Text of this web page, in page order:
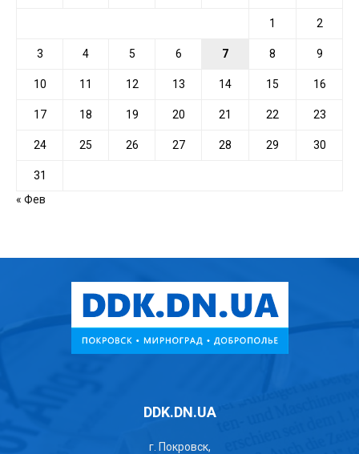
1 2
3 4 5 6 7 8 9
10 11 12 13 14 15 16
17 18 19 20 21 22 23
24 25 26 27 28 29 30
31
« Фев
DDK.DN.UA
г. Покровск,